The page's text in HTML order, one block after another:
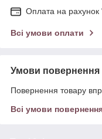
Оплата на рахунок
Всі умови оплати
Умови повернення
Повернення товару
Всі умови